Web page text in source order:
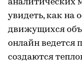
аналитических
увидеть, как на
движущихся
онлайн ведется
создаются